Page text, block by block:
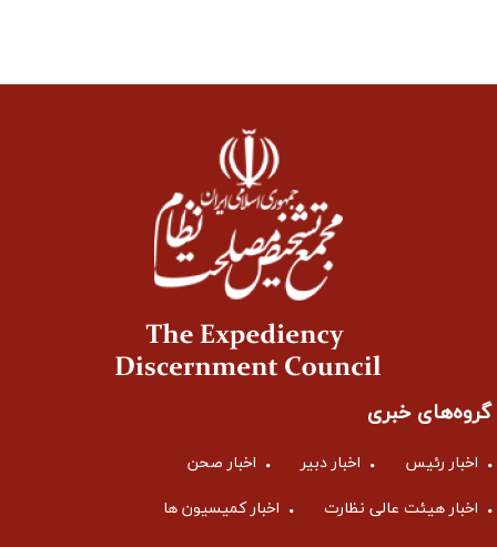
گروه‌های خبری
اخبار رئیس اخبار دبیر اخبار صحن
اخبار هیئت عالی نظارت اخبار کمیسیون ها